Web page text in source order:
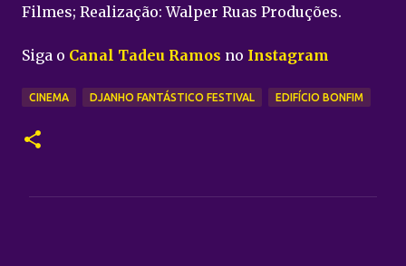
Filmes; Realização: Walper Ruas Produções.
Siga o Canal Tadeu Ramos no Instagram
CINEMA DJANHO FANTÁSTICO FESTIVAL EDIFÍCIO BONFIM